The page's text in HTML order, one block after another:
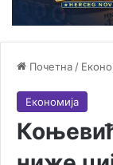
Почетна /
Економија